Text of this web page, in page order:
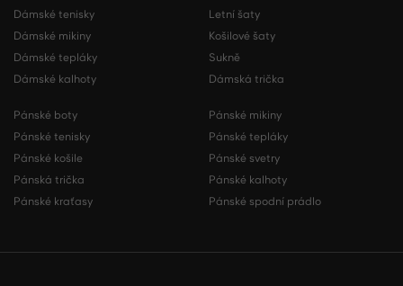
Dámské tenisky
Dámské mikiny
Dámské tepláky
Dámské kalhoty
Letní šaty
Košilové šaty
Sukně
Dámská trička
Pánské boty
Pánské tenisky
Pánské košile
Pánská trička
Pánské kraťasy
Pánské mikiny
Pánské tepláky
Pánské svetry
Pánské kalhoty
Pánské spodní prádlo